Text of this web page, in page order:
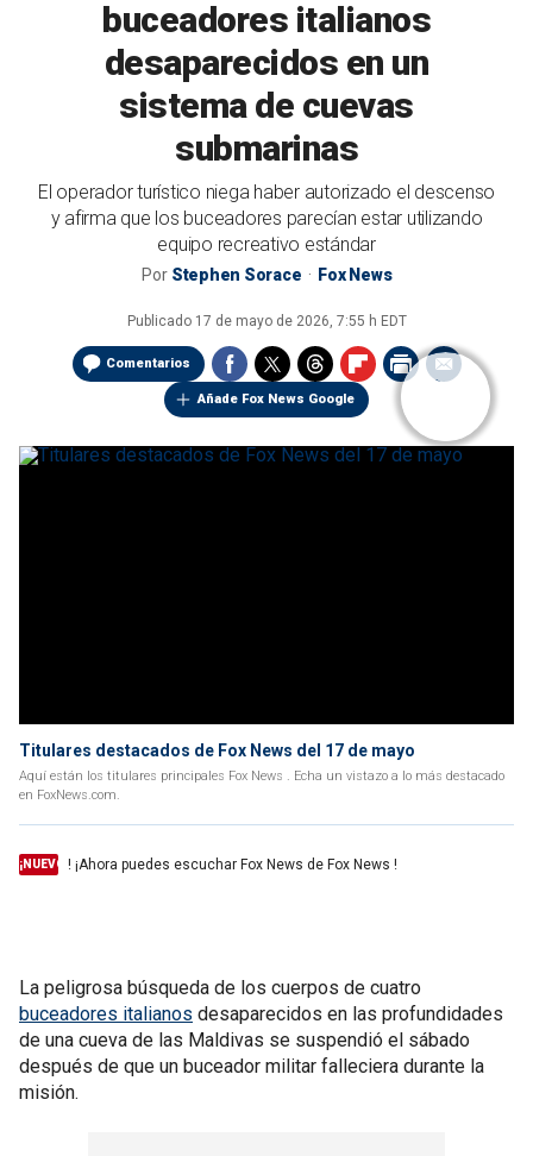
buceadores italianos
desaparecidos en un
sistema de cuevas
submarinas
El operador turístico niega haber autorizado el descenso
y afirma que los buceadores parecían estar utilizando
equipo recreativo estándar
Por Stephen Sorace Fox News
Publicado 17 de mayo de 2026, 7:55 h EDT
Comentarios
Añade Fox News Google
Titulares destacados de Fox News del 17 de mayo
Aquí están los titulares principales Fox News . Echa un vistazo a lo más destacado
en FoxNews.com.
¡NUEVO ! ¡Ahora puedes escuchar Fox News de Fox News !
La peligrosa búsqueda de los cuerpos de cuatro
buceadores italianos desaparecidos en las profundidades
de una cueva de las Maldivas se suspendió el sábado
después de que un buceador militar falleciera durante la
misión.